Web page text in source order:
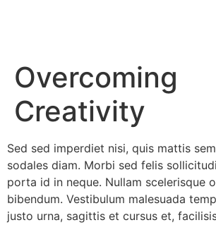
Overcoming
Creativity
Sed sed imperdiet nisi, quis mattis
sodales diam. Morbi sed felis
porta id in neque. Nullam scelerisque
bibendum. Vestibulum malesuada
justo urna, sagittis et cursus et,